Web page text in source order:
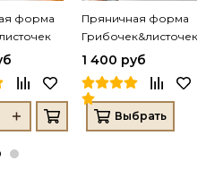
форма
Пряничная форма
Грибочек&листочек
1 400 руб
Выбрать